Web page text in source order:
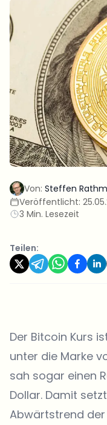
Von: Steffen
Veröffentlicht:
3 Min. Lesezeit
Teilen:
Der Bitcoin Kurs
unter die Marke
sah sogar einen
Dollar. Damit
Abwärtstrend